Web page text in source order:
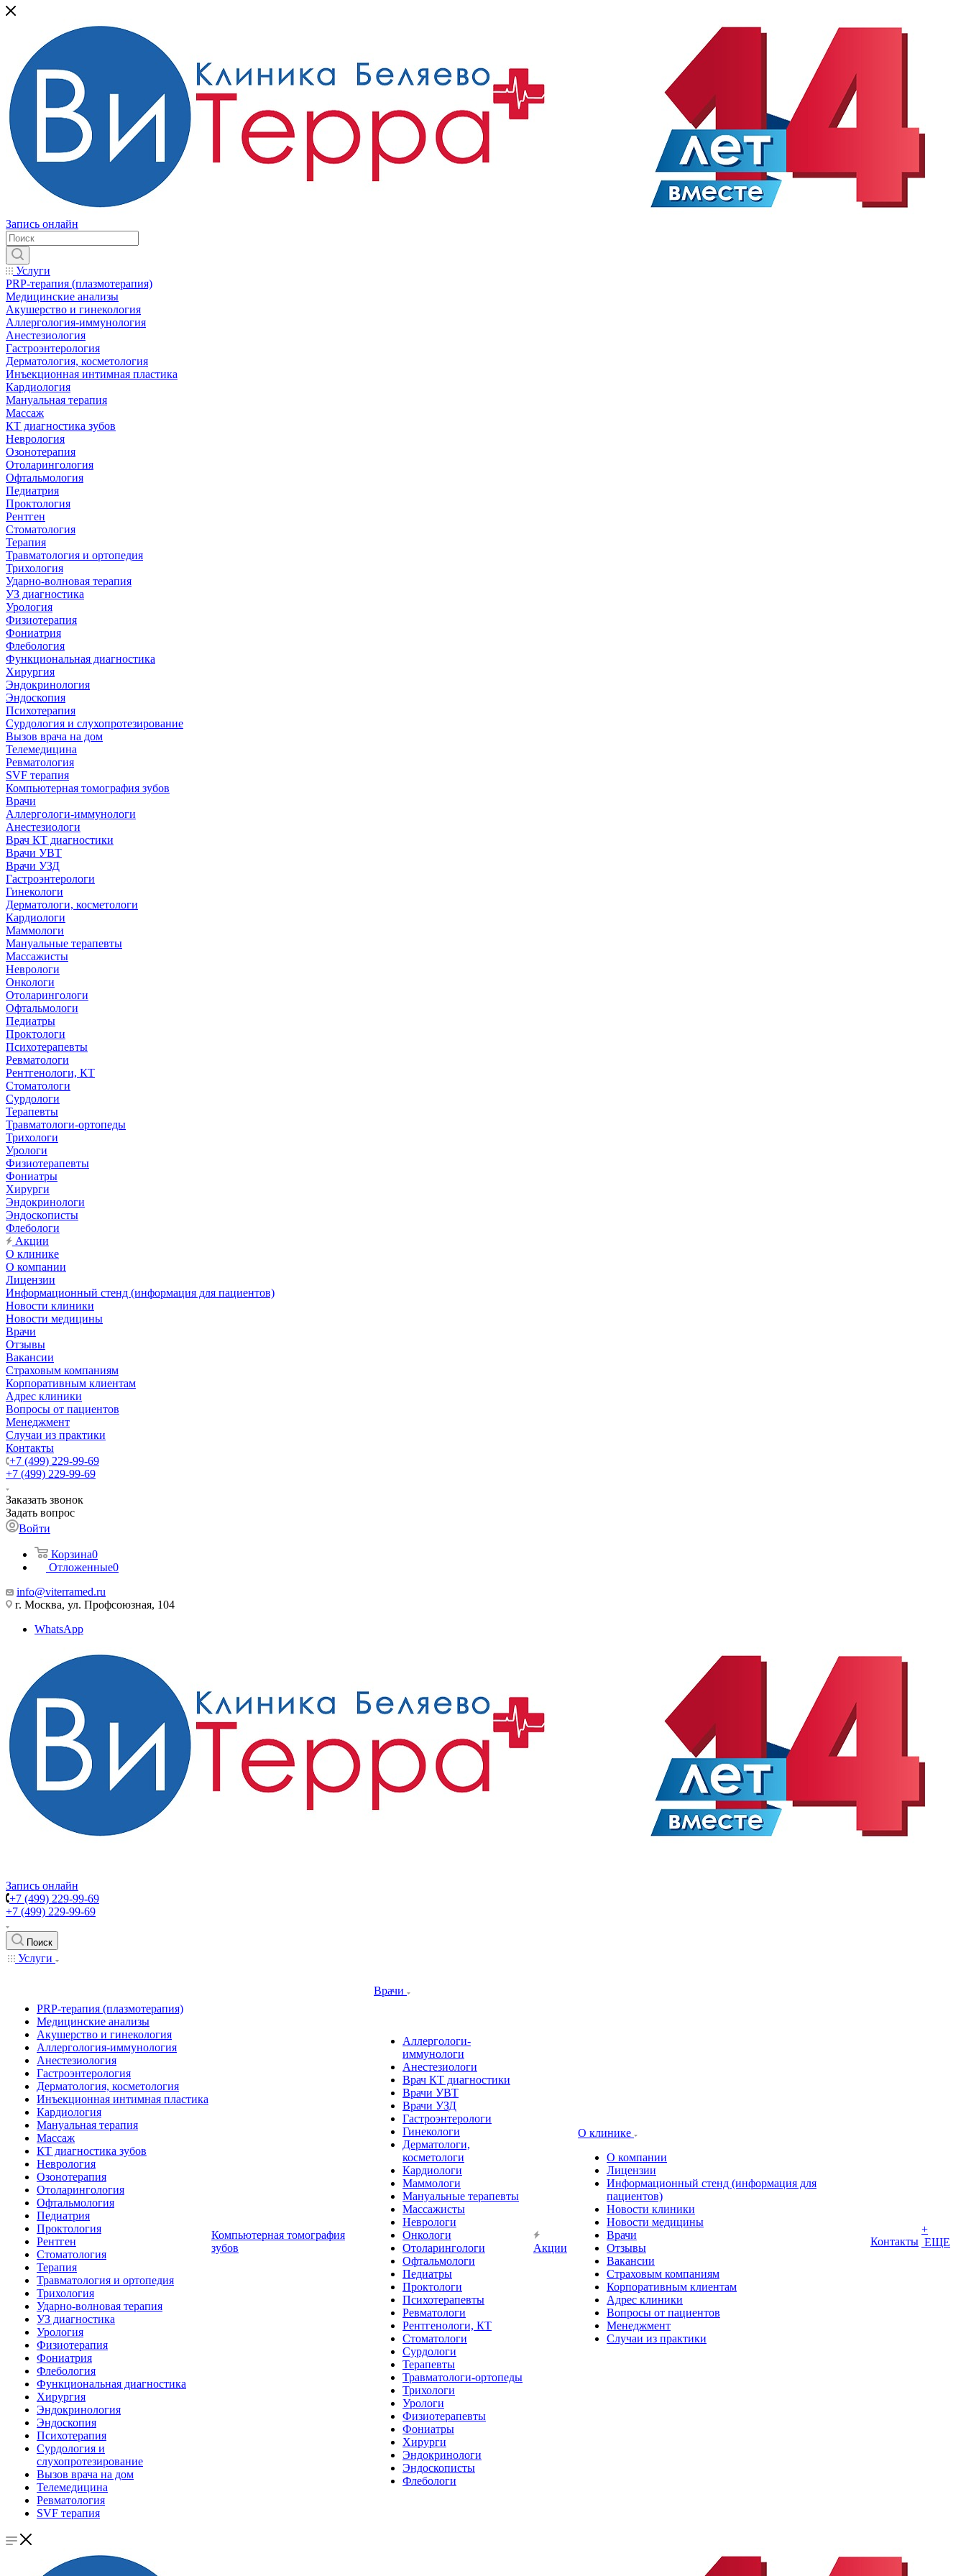
Запись онлайн
Услуги
PRP-терапия (плазмотерапия)
Медицинские анализы
Акушерство и гинекология
Аллергология-иммунология
Анестезиология
Гастроэнтерология
Дерматология, косметология
Инъекционная интимная пластика
Кардиология
Мануальная терапия
Массаж
КТ диагностика зубов
Неврология
Озонотерапия
Отоларингология
Офтальмология
Педиатрия
Проктология
Рентген
Стоматология
Терапия
Травматология и ортопедия
Трихология
Ударно-волновая терапия
УЗ диагностика
Урология
Физиотерапия
Фониатрия
Флебология
Функциональная диагностика
Хирургия
Эндокринология
Эндоскопия
Психотерапия
Сурдология и слухопротезирование
Вызов врача на дом
Телемедицина
Ревматология
SVF терапия
Компьютерная томография зубов
Врачи
Аллергологи-иммунологи
Анестезиологи
Врач КТ диагностики
Врачи УВТ
Врачи УЗД
Гастроэнтерологи
Гинекологи
Дерматологи, косметологи
Кардиологи
Маммологи
Мануальные терапевты
Массажисты
Неврологи
Онкологи
Отоларингологи
Офтальмологи
Педиатры
Проктологи
Психотерапевты
Ревматологи
Рентгенологи, КТ
Стоматологи
Сурдологи
Терапевты
Травматологи-ортопеды
Трихологи
Урологи
Физиотерапевты
Фониатры
Хирурги
Эндокринологи
Эндоскописты
Флебологи
Акции
О клинике
О компании
Лицензии
Информационный стенд (информация для пациентов)
Новости клиники
Новости медицины
Врачи
Отзывы
Вакансии
Страховым компаниям
Корпоративным клиентам
Адрес клиники
Вопросы от пациентов
Менеджмент
Случаи из практики
Контакты
+7 (499) 229-99-69
+7 (499) 229-99-69
Заказать звонок
Задать вопрос
Войти
Корзина0
Отложенные0
info@viterramed.ru
г. Москва, ул. Профсоюзная, 104
WhatsApp
Запись онлайн
+7 (499) 229-99-69
+7 (499) 229-99-69
Поиск
Услуги
PRP-терапия (плазмотерапия)
Медицинские анализы
Акушерство и гинекология
Аллергология-иммунология
Анестезиология
Гастроэнтерология
Дерматология, косметология
Инъекционная интимная пластика
Кардиология
Мануальная терапия
Массаж
КТ диагностика зубов
Неврология
Озонотерапия
Отоларингология
Офтальмология
Педиатрия
Проктология
Рентген
Стоматология
Терапия
Травматология и ортопедия
Трихология
Ударно-волновая терапия
УЗ диагностика
Урология
Физиотерапия
Фониатрия
Флебология
Функциональная диагностика
Хирургия
Эндокринология
Эндоскопия
Психотерапия
Сурдология и
слухопротезирование
Вызов врача на дом
Телемедицина
Ревматология
SVF терапия
Компьютерная томография
зубов
Врачи
Аллергологи-
иммунологи
Анестезиологи
Врач КТ диагностики
Врачи УВТ
Врачи УЗД
Гастроэнтерологи
Гинекологи
Дерматологи,
косметологи
Кардиологи
Маммологи
Мануальные терапевты
Массажисты
Неврологи
Онкологи
Отоларингологи
Офтальмологи
Педиатры
Проктологи
Психотерапевты
Ревматологи
Рентгенологи, КТ
Стоматологи
Сурдологи
Терапевты
Травматологи-ортопеды
Трихологи
Урологи
Физиотерапевты
Фониатры
Хирурги
Эндокринологи
Эндоскописты
Флебологи
Акции
О клинике
О компании
Лицензии
Информационный стенд (информация для
пациентов)
Новости клиники
Новости медицины
Врачи
Отзывы
Вакансии
Страховым компаниям
Корпоративным клиентам
Адрес клиники
Вопросы от пациентов
Менеджмент
Случаи из практики
Контакты
+
ЕЩЕ